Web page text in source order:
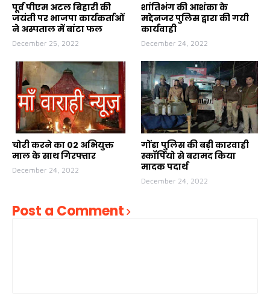
पूर्व पीएम अटल बिहारी की
जयंती पर भाजपा कार्यकर्ताओं
ने अस्पताल में बांटा फल
December 25, 2022
शांतिभंग की आशंका के
मद्देनजर पुलिस द्वारा की गयी
कार्यवाही
December 24, 2022
चोरी करने का 02 अभियुक्त
माल के साथ गिरफ्तार
December 24, 2022
गोंडा पुलिस की बड़ी कारवाही
स्कॉर्पियो से बरामद किया
मादक पदार्थ
December 24, 2022
Post a Comment